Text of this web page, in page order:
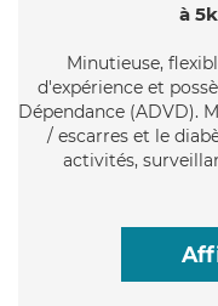
à
Minutieuse,
d'expérience et
Dépendance (ADVD).
/ escarres et le
activités,